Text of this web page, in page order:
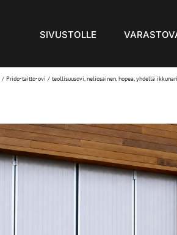
SIVUSTOLLE
Prido-taitto-ovi / teollisuusovi, neliosainen, hopea, yhdellä